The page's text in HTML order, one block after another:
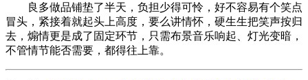
良多做品铺垫了半天，负担少得可怜，好不容易有个笑点
冒头，紧接着就起头上高度，要么讲情怀，硬生生把笑声按归
去，煽情更是成了固定环节，只需布景音乐响起、灯光变暗，
不管情节能否需要，都得往上靠。